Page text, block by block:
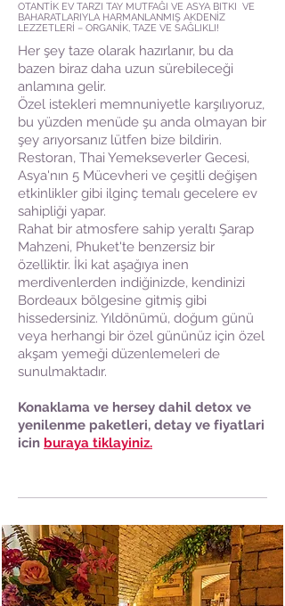
OTANTİK EV TARZI TAY MUTFAĞI VE ASYA BITKI VE
BAHARATLARIYLA HARMANLANMIŞ AKDENİZ
LEZZETLERİ – ORGANİK, TAZE VE SAĞLIKLI!
Her şey taze olarak hazırlanır, bu da
bazen biraz daha uzun sürebileceği
anlamına gelir.
Özel istekleri memnuniyetle karşılıyoruz,
bu yüzden menüde şu anda olmayan bir
şey arıyorsanız lütfen bize bildirin.
Restoran, Thai Yemekseverler Gecesi,
Asya'nın 5 Mücevheri ve çeşitli değişen
etkinlikler gibi ilginç temalı gecelere ev
sahipliği yapar.
Rahat bir atmosfere sahip yeraltı Şarap
Mahzeni, Phuket'te benzersiz bir
özelliktir. İki kat aşağıya inen
merdivenlerden indiğinizde, kendinizi
Bordeaux bölgesine gitmiş gibi
hissedersiniz. Yıldönümü, doğum günü
veya herhangi bir özel gününüz için özel
akşam yemeği düzenlemeleri de
sunulmaktadır.
Konaklama ve hersey dahil detox ve
yenilenme paketleri, detay ve fiyatlari
icin buraya tiklayiniz.